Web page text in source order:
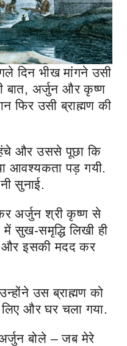
दिन भीख मांगने उसी
बात, अर्जुन और कृष्ण
फिर उसी ब्राह्मण की
और उससे पूछा कि
आवश्यकता पड़ गयी.
सुनाई.
अर्जुन श्री कृष्ण से
सुख-समृद्धि लिखी ही
और इसकी मदद कर
उस ब्राह्मण को
लिए और घर चला गया.
बोले – जब मेरे